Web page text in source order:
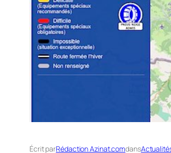
Écrit parRédaction Azinat.comdans